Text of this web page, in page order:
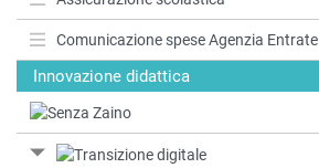
Comunicazione spese Agenzia Entrate
Innovazione didattica